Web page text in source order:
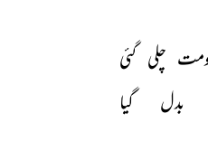
چلی گئی
بدل گیا